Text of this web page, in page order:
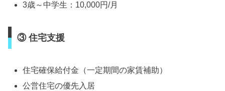
3歳～中学生：10,000円/月
③ 住宅支援
住宅確保給付金（一定期間の家賃補助）
公営住宅の優先入居